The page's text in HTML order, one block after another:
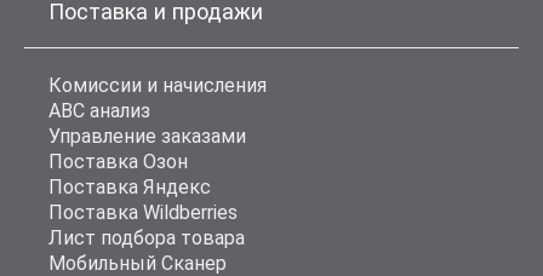
Поставка и продажи
Комиссии и начисления
ABC анализ
Управление заказами
Поставка Озон
Поставка Яндекс
Поставка Wildberries
Лист подбора товара
Мобильный Сканер